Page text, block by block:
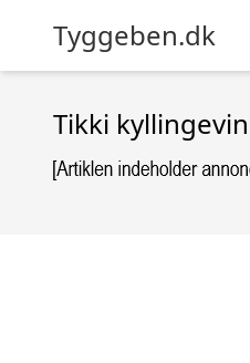
Tyggeben.dk
Tikki